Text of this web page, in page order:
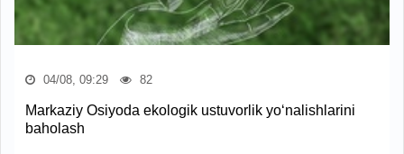
04/08, 09:29 82
Markaziy Osiyoda ekologik ustuvorlik yo‘nalishlarini
baholash